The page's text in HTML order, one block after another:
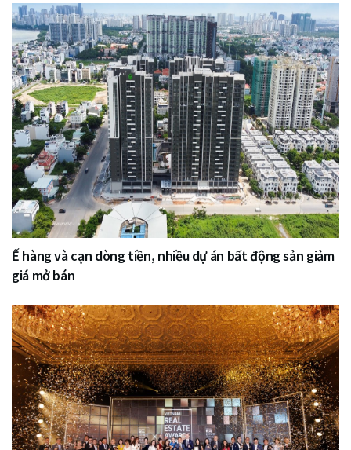
Ế hàng và cạn dòng tiền, nhiều dự án bất động sản giảm
giá mở bán